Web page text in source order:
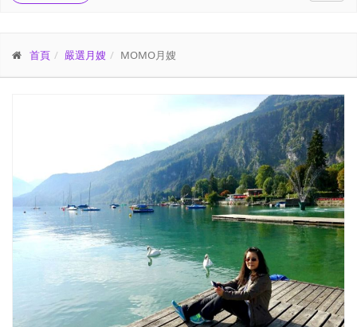
首頁 嚴選月嫂 MOMO月嫂